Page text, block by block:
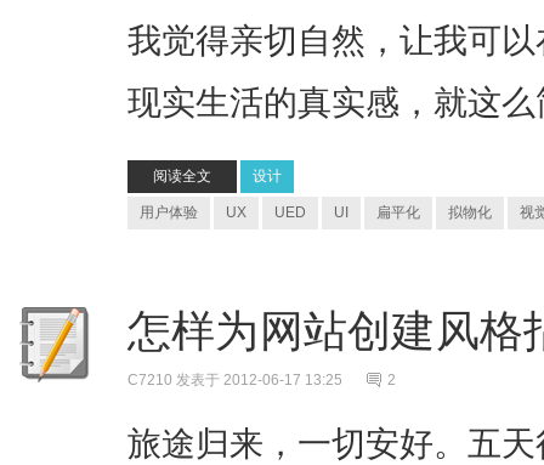
我觉得亲切自然，让我可
现实生活的真实感，就这
阅读全文 设计
用户体验 UX UED UI 扁平化 拟物化 视
怎样为网站创建风
C7210 发表于 2012-06-17 13:25 2
旅途归来，一切安好。五